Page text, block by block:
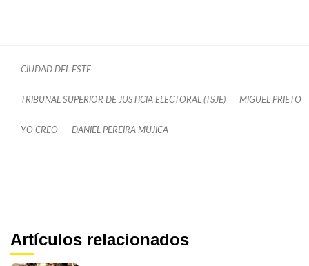
CIUDAD DEL ESTE
TRIBUNAL SUPERIOR DE JUSTICIA ELECTORAL (TSJE) MIGUEL PRIETO
YO CREO DANIEL PEREIRA MUJICA
Artículos relacionados